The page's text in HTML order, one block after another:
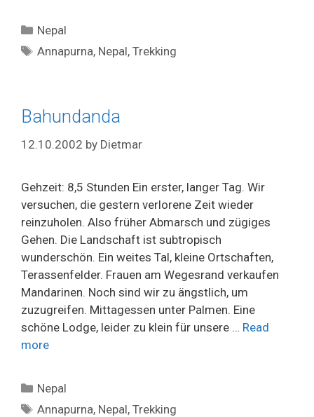
Categories
Nepal
Tags
Annapurna, Nepal,Trekking
Bahundanda
12.10.2002 by Dietmar
Gehzeit: 8,5 Stunden Ein erster, langer Tag. Wir
versuchen, die gestern verlorene Zeit wieder
reinzuholen. Also früher Abmarsch und zügiges
Gehen. Die Landschaft ist subtropisch
wunderschön. Ein weites Tal, kleine Ortschaften,
Terassenfelder. Frauen am Wegesrand verkaufen
Mandarinen. Noch sind wir zu ängstlich, um
zuzugreifen. Mittagessen unter Palmen. Eine
schöne Lodge, leider zu klein für unsere … Read
more
Categories
Nepal
Tags
Annapurna, Nepal,Trekking